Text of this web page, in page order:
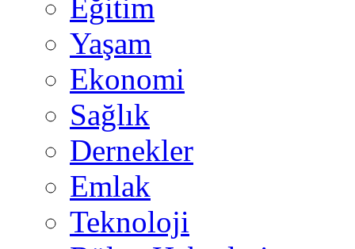
Eğitim
Yaşam
Ekonomi
Sağlık
Dernekler
Emlak
Teknoloji